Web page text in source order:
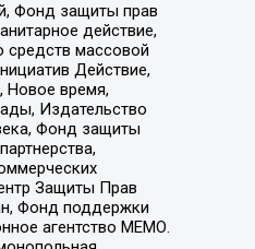
Фонд защиты прав
действие,
средств массовой
Действие,
Новое время,
Издательство
Фонд защиты
Защиты Прав
Фонд поддержки
агентство МЕМО.